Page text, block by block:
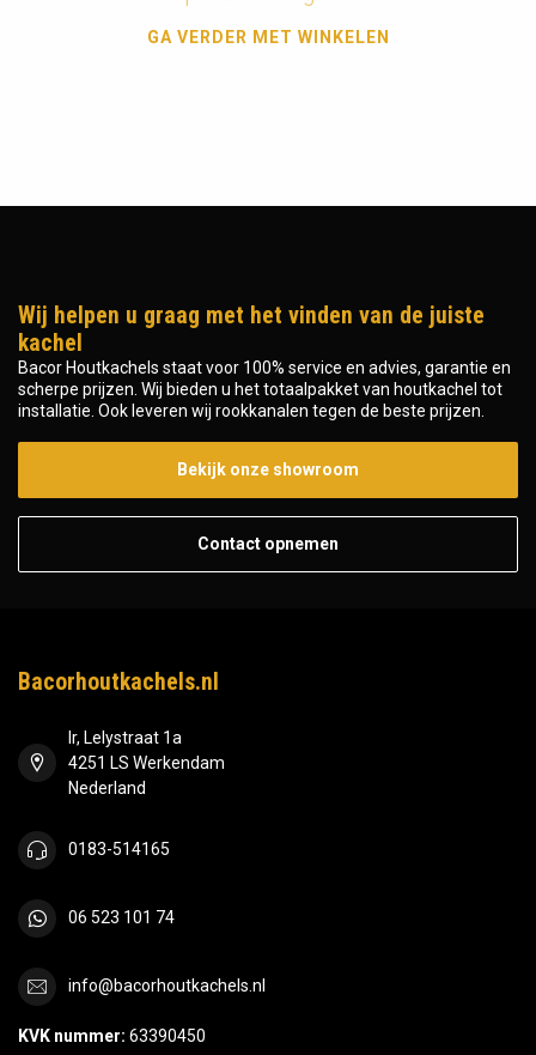
GA VERDER MET WINKELEN
Wij helpen u graag met het vinden van de juiste
kachel
Bacor Houtkachels staat voor 100% service en advies, garantie en
scherpe prijzen. Wij bieden u het totaalpakket van houtkachel tot
installatie. Ook leveren wij rookkanalen tegen de beste prijzen.
Bekijk onze showroom
Contact opnemen
Bacorhoutkachels.nl
Ir, Lelystraat 1a
4251 LS Werkendam
Nederland
0183-514165
06 523 101 74
info@bacorhoutkachels.nl
KVK nummer: 63390450